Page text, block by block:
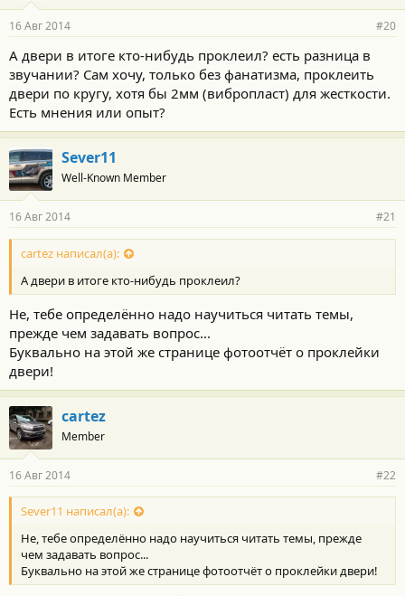
16 Авг 2014 #20
А двери в итоге кто-нибудь проклеил? есть разница в
звучании? Сам хочу, только без фанатизма, проклеить
двери по кругу, хотя бы 2мм (вибропласт) для жесткости.
Есть мнения или опыт?
Sever11
Well-Known Member
16 Авг 2014 #21
cartez написал(а):
А двери в итоге кто-нибудь проклеил?
Не, тебе определённо надо научиться читать темы,
прежде чем задавать вопрос...
Буквально на этой же странице фотоотчёт о проклейки
двери!
cartez
Member
16 Авг 2014 #22
Sever11 написал(а):
Не, тебе определённо надо научиться читать темы, прежде
чем задавать вопрос...
Буквально на этой же странице фотоотчёт о проклейки двери!